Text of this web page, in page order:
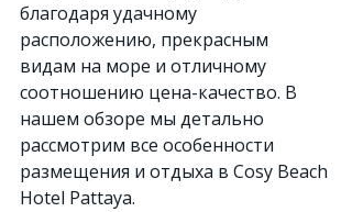
благодаря удачному
расположению, прекрасным
видам на море и отличному
соотношению цена-качество. В
нашем обзоре мы детально
рассмотрим все особенности
размещения и отдыха в Cosy Beach
Hotel Pattaya.